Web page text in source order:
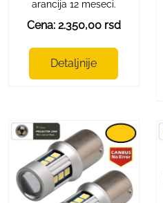
arancija 12 meseci.
Cena: 2.350,00 rsd
Detaljnije